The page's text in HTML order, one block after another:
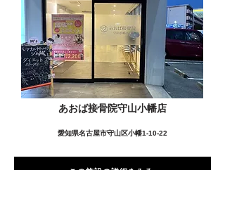
あおば接骨院守山小幡店
愛知県名古屋市守山区小幡1-10-22
この施設の詳細をみる